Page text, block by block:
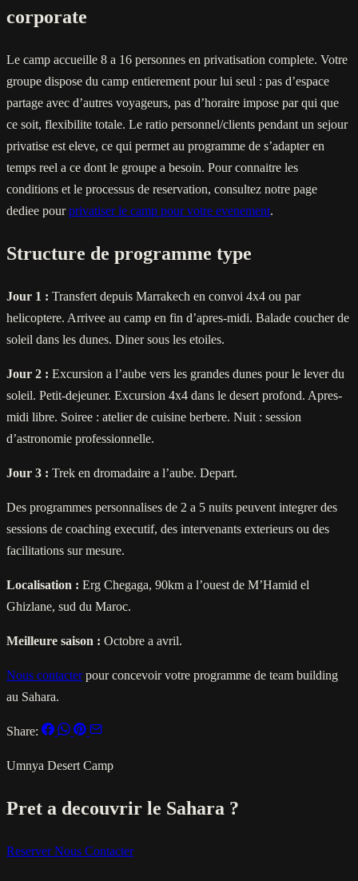
corporate
Le camp accueille 8 a 16 personnes en privatisation complete. Votre
groupe dispose du camp entierement pour lui seul : pas d’espace
partage avec d’autres voyageurs, pas d’horaire impose par qui que
ce soit, flexibilite totale. Le ratio personnel/clients pendant un sejour
privatise est eleve, ce qui permet au programme de s’adapter en
temps reel a ce dont le groupe a besoin. Pour connaitre les
conditions et le processus de reservation, consultez notre page
dediee pourprivatiser le camp pour votre evenement.
Structure de programme type
Jour 1 : Transfert depuis Marrakech en convoi 4x4 ou par
helicoptere. Arrivee au camp en fin d’apres-midi. Balade coucher de
soleil dans les dunes. Diner sous les etoiles.
Jour 2 : Excursion a l’aube vers les grandes dunes pour le lever du
soleil. Petit-dejeuner. Excursion 4x4 dans le desert profond. Apres-
midi libre. Soiree : atelier de cuisine berbere. Nuit : session
d’astronomie professionnelle.
Jour 3 : Trek en dromadaire a l’aube. Depart.
Des programmes personnalises de 2 a 5 nuits peuvent integrer des
sessions de coaching executif, des intervenants exterieurs ou des
facilitations sur mesure.
Localisation : Erg Chegaga, 90km a l’ouest de M’Hamid el
Ghizlane, sud du Maroc.
Meilleure saison : Octobre a avril.
Nous contacterpour concevoir votre programme de team building
au Sahara.
Share:
Umnya Desert Camp
Pret a decouvrir le Sahara ?
ReserverNous Contacter